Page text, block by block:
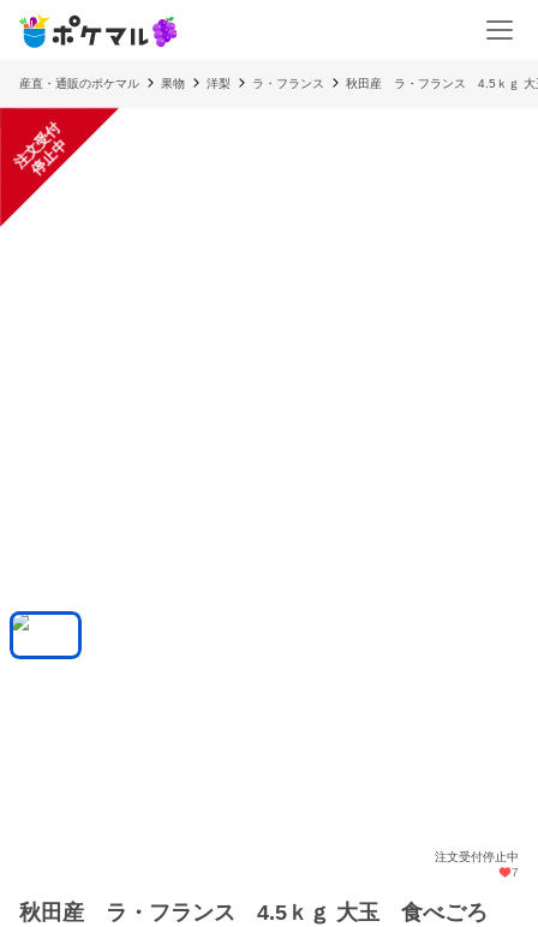
産直・通販のポケマル 果物 洋梨 ラ・フランス 秋田産 ラ・フランス 4.5ｋｇ
注
文
受
付
停
止
中
注文受付停止中
7
秋田産 ラ・フランス 4.5ｋｇ 大玉 食べごろ